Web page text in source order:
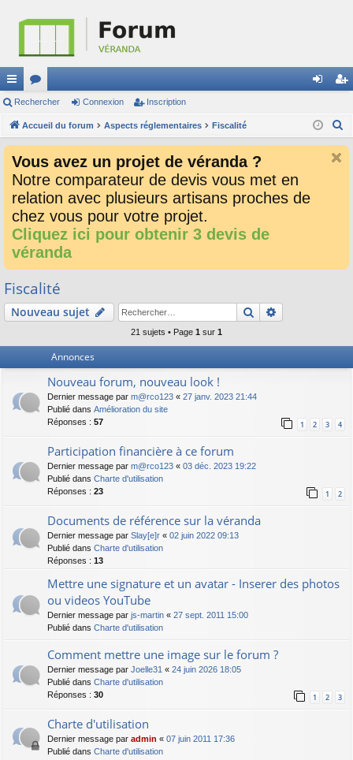
ac
co
ci
or
u
s
ne cri
Rechercher Connexion Inscription
Accueil du forum Aspects réglementaires Fiscalité
Vous avez un projet de véranda ?
Notre comparateur de devis vous met en
relation avec plusieurs artisans proches de
chez vous pour votre projet.
Cliquez ici pour obtenir 3 devis de
véranda
Fiscalité
Nouveau sujet Rechercher
21 sujets • Page 1 sur 1
Annonces
Nouveau forum, nouveau look !
Dernier message par m@rco123 « 27 janv. 2023 21:44
Publié dans Amélioration du site
Réponses : 57 1 2 3 4
Participation financière à ce forum
Dernier message par m@rco123 « 03 déc. 2023 19:22
Publié dans Charte d'utilisation
Réponses : 23 1 2
Documents de référence sur la véranda
Dernier message par Slay[e]r « 02 juin 2022 09:13
Publié dans Charte d'utilisation
Réponses : 13
Mettre une signature et un avatar - Inserer des photos
ou videos YouTube
Dernier message par js-martin « 27 sept. 2011 15:00
Publié dans Charte d'utilisation
Comment mettre une image sur le forum ?
Dernier message par Joelle31 « 24 juin 2026 18:05
Publié dans Charte d'utilisation
Réponses : 30 1 2 3
Charte d'utilisation
Dernier message par admin « 07 juin 2011 17:36
Publié dans Charte d'utilisation